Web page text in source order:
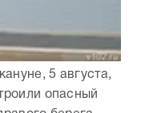
5 августа,
опасный